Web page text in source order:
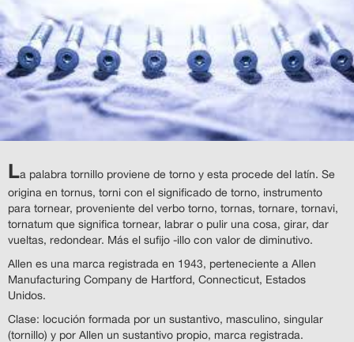
La palabra tornillo proviene de torno y esta procede del latín. Se
origina en tornus, torni con el significado de torno, instrumento
para tornear, proveniente del verbo torno, tornas, tornare, tornavi,
tornatum que significa tornear, labrar o pulir una cosa, girar, dar
vueltas, redondear. Más el sufijo -illo con valor de diminutivo.
Allen es una marca registrada en 1943, perteneciente a Allen
Manufacturing Company de Hartford, Connecticut, Estados
Unidos.
Clase: locución formada por un sustantivo, masculino, singular
(tornillo) y por Allen un sustantivo propio, marca registrada.